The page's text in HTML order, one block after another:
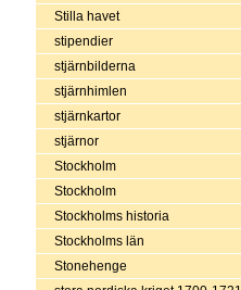
Stilla havet
stipendier
stjärnbilderna
stjärnhimlen
stjärnkartor
stjärnor
Stockholm
Stockholm
Stockholms historia
Stockholms län
Stonehenge